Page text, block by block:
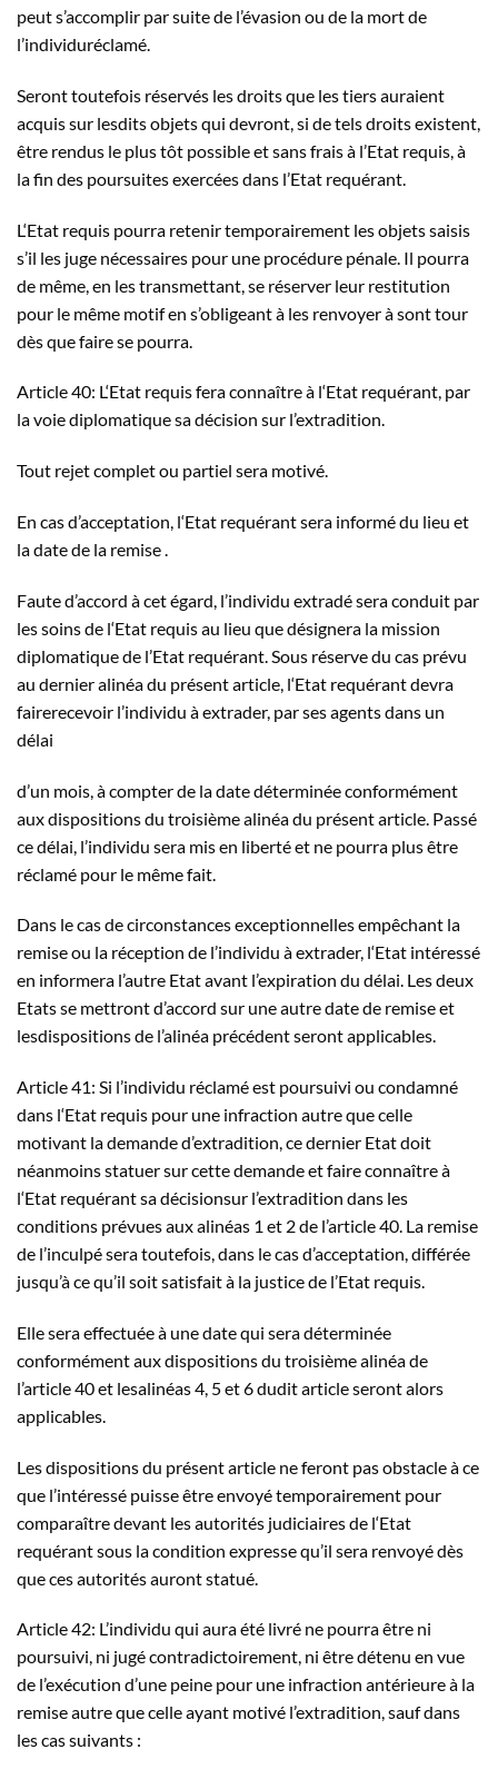
peut s’accomplir par suite de l’évasion ou de la mort de
l’individuréclamé.
Seront toutefois réservés les droits que les tiers auraient
acquis sur lesdits objets qui devront, si de tels droits existent,
être rendus le plus tôt possible et sans frais à l’Etat requis, à
la fin des poursuites exercées dans l’Etat requérant.
L‘Etat requis pourra retenir temporairement les objets saisis
s’il les juge nécessaires pour une procédure pénale. Il pourra
de même, en les transmettant, se réserver leur restitution
pour le même motif en s’obligeant à les renvoyer à sont tour
dès que faire se pourra.
Article 40: L‘Etat requis fera connaître à l‘Etat requérant, par
la voie diplomatique sa décision sur l’extradition.
Tout rejet complet ou partiel sera motivé.
En cas d’acceptation, l‘Etat requérant sera informé du lieu et
la date de la remise .
Faute d’accord à cet égard, l’individu extradé sera conduit par
les soins de l‘Etat requis au lieu que désignera la mission
diplomatique de l’Etat requérant. Sous réserve du cas prévu
au dernier alinéa du présent article, l‘Etat requérant devra
fairerecevoir l’individu à extrader, par ses agents dans un
délai
d’un mois, à compter de la date déterminée conformément
aux dispositions du troisième alinéa du présent article. Passé
ce délai, l’individu sera mis en liberté et ne pourra plus être
réclamé pour le même fait.
Dans le cas de circonstances exceptionnelles empêchant la
remise ou la réception de l’individu à extrader, l‘Etat intéressé
en informera l’autre Etat avant l’expiration du délai. Les deux
Etats se mettront d’accord sur une autre date de remise et
lesdispositions de l’alinéa précédent seront applicables.
Article 41: Si l’individu réclamé est poursuivi ou condamné
dans l‘Etat requis pour une infraction autre que celle
motivant la demande d’extradition, ce dernier Etat doit
néanmoins statuer sur cette demande et faire connaître à
l‘Etat requérant sa décisionsur l’extradition dans les
conditions prévues aux alinéas 1 et 2 de l’article 40. La remise
de l’inculpé sera toutefois, dans le cas d’acceptation, différée
jusqu’à ce qu’il soit satisfait à la justice de l’Etat requis.
Elle sera effectuée à une date qui sera déterminée
conformément aux dispositions du troisième alinéa de
l’article 40 et lesalinéas 4, 5 et 6 dudit article seront alors
applicables.
Les dispositions du présent article ne feront pas obstacle à ce
que l’intéressé puisse être envoyé temporairement pour
comparaître devant les autorités judiciaires de l‘Etat
requérant sous la condition expresse qu’il sera renvoyé dès
que ces autorités auront statué.
Article 42: L’individu qui aura été livré ne pourra être ni
poursuivi, ni jugé contradictoirement, ni être détenu en vue
de l’exécution d’une peine pour une infraction antérieure à la
remise autre que celle ayant motivé l’extradition, sauf dans
les cas suivants :